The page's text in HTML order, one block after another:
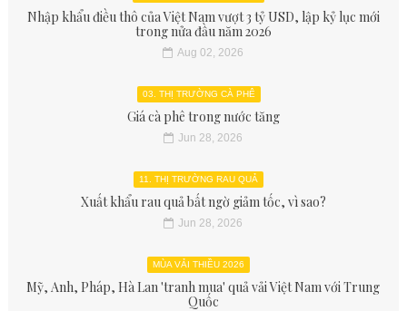
Nhập khẩu điều thô của Việt Nam vượt 3 tỷ USD, lập kỷ lục mới
trong nửa đầu năm 2026
Aug 02, 2026
03. THỊ TRƯỜNG CÀ PHÊ
Giá cà phê trong nước tăng
Jun 28, 2026
11. THỊ TRƯỜNG RAU QUẢ
Xuất khẩu rau quả bất ngờ giảm tốc, vì sao?
Jun 28, 2026
MÙA VẢI THIỀU 2026
Mỹ, Anh, Pháp, Hà Lan 'tranh mua' quả vải Việt Nam với Trung
Quốc